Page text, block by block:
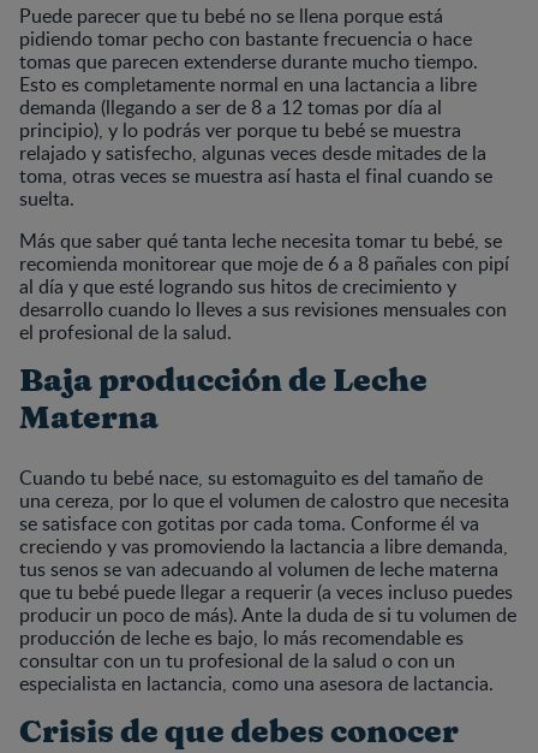
Puede parecer que tu bebé no se llena porque está
pidiendo tomar pecho con bastante frecuencia o hace
tomas que parecen extenderse durante mucho tiempo.
Esto es completamente normal en una lactancia a libre
demanda (llegando a ser de 8 a 12 tomas por día al
principio), y lo podrás ver porque tu bebé se muestra
relajado y satisfecho, algunas veces desde mitades de la
toma, otras veces se muestra así hasta el final cuando se
suelta.
Más que saber qué tanta leche necesita tomar tu bebé, se
recomienda monitorear que moje de 6 a 8 pañales con pipí
al día y que esté logrando sus hitos de crecimiento y
desarrollo cuando lo lleves a sus revisiones mensuales con
el profesional de la salud.
Baja producción de Leche
Materna
Cuando tu bebé nace, su estomaguito es del tamaño de
una cereza, por lo que el volumen de calostro que necesita
se satisface con gotitas por cada toma. Conforme él va
creciendo y vas promoviendo la lactancia a libre demanda,
tus senos se van adecuando al volumen de leche materna
que tu bebé puede llegar a requerir (a veces incluso puedes
producir un poco de más). Ante la duda de si tu volumen de
producción de leche es bajo, lo más recomendable es
consultar con un tu profesional de la salud o con un
especialista en lactancia, como una asesora de lactancia.
Crisis de que debes conocer